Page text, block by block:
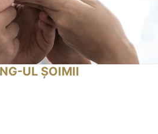
UL ȘOIMII